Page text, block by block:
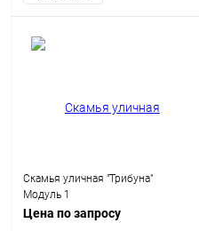
Скамья уличная "Трибуна"
Модуль 1
Цена по запросу